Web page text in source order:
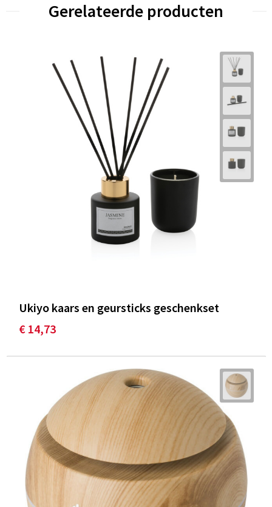
Gerelateerde producten
Ukiyo kaars en geursticks geschenkset
€ 14,73